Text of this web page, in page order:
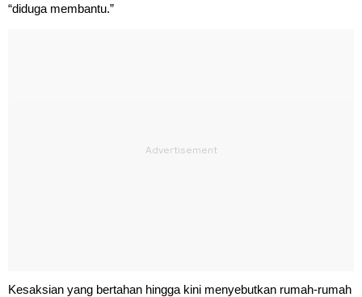
“diduga membantu.”
Kesaksian yang bertahan hingga kini menyebutkan rumah-rumah